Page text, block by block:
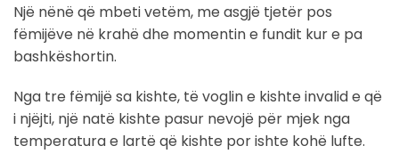
Një nënë që mbeti vetëm, me asgjë tjetër pos
fëmijëve në krahë dhe momentin e fundit kur e pa
bashkëshortin.
Nga tre fëmijë sa kishte, të voglin e kishte invalid e që
i njëjti, një natë kishte pasur nevojë për mjek nga
temperatura e lartë që kishte por ishte kohë lufte.